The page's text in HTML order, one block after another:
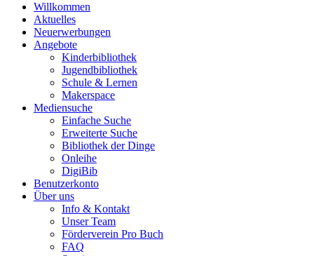
Willkommen
Aktuelles
Neuerwerbungen
Angebote
Kinderbibliothek
Jugendbibliothek
Schule & Lernen
Makerspace
Mediensuche
Einfache Suche
Erweiterte Suche
Bibliothek der Dinge
Onleihe
DigiBib
Benutzerkonto
Über uns
Info & Kontakt
Unser Team
Förderverein Pro Buch
FAQ